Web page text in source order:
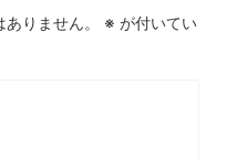
りません。 ※ が付いてい